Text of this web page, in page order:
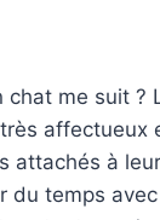
chat me suit ?
affectueux
attachés à
du temps